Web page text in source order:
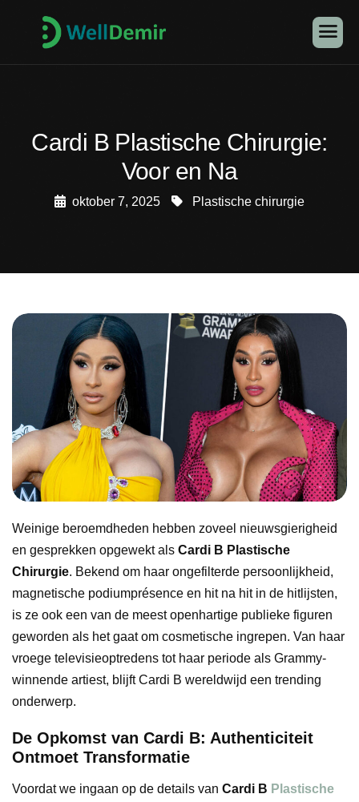
Cardi B Plastische Chirurgie:
Voor en Na
oktober 7, 2025 Plastische chirurgie
Weinige beroemdheden hebben zoveel nieuwsgierigheid
en gesprekken opgewekt als Cardi B Plastische
Chirurgie. Bekend om haar ongefilterde persoonlijkheid,
magnetische podiumprésence en hit na hit in de hitlijsten,
is ze ook een van de meest openhartige publieke figuren
geworden als het gaat om cosmetische ingrepen. Van haar
vroege televisieoptredens tot haar periode als Grammy-
winnende artiest, blijft Cardi B wereldwijd een trending
onderwerp.
De Opkomst van Cardi B: Authenticiteit
Ontmoet Transformatie
Voordat we ingaan op de details van Cardi B Plastische